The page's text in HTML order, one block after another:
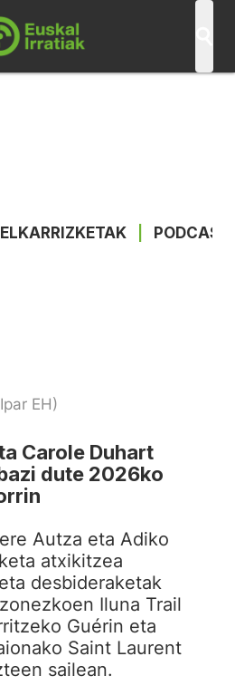
ELKARRIZKETAK
EH)
Carole Duhart
dute 2026ko
Autza eta Adiko
atxikitzea
desbideraketak
Iluna Trail
Guérin eta
Saint Laurent
sailean.